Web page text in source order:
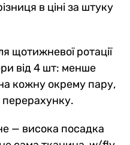
в ціні за штуку
щотижневої ротації
від 4 шт: менше
кожну окрему пару,
— висока посадка